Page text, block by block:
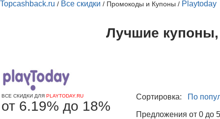
Topcashback.ru / Все скидки / Промокоды и Купоны / Playtoday
Лучшие
ВСЕ СКИДКИ ДЛЯ PLAYTODAY.RU
от 6.19% до 18%
Сортировка: По
Предложения от 0 до